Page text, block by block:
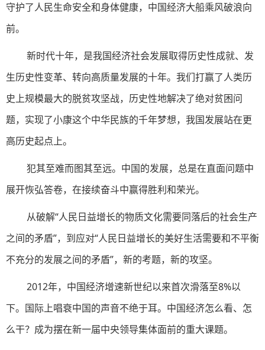
守护了人民生命安全和身体健康，中国经济大船乘风破浪向
前。
新时代十年，是我国经济社会发展取得历史性成就、发
生历史性变革、转向高质量发展的十年。我们打赢了人类历
史上规模最大的脱贫攻坚战，历史性地解决了绝对贫困问
题，实现了小康这个中华民族的千年梦想，我国发展站在更
高历史起点上。
犯其至难而图其至远。中国的发展，总是在直面问题中
展开恢弘答卷，在接续奋斗中赢得胜利和荣光。
从破解“人民日益增长的物质文化需要同落后的社会生产
之间的矛盾”，到应对“人民日益增长的美好生活需要和不平衡
不充分的发展之间的矛盾”，新的考题，新的攻坚。
2012年，中国经济增速新世纪以来首次滑落至8%以
下。国际上唱衰中国的声音不绝于耳。中国经济怎么看、怎
么干？成为摆在新一届中央领导集体面前的重大课题。